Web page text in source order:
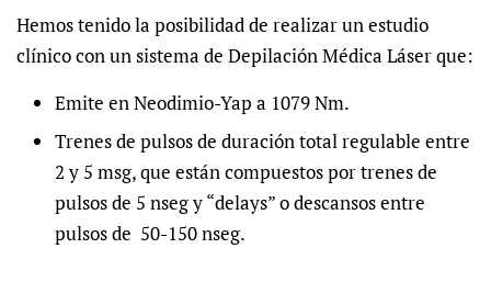
Hemos tenido la posibilidad de realizar un estudio
clínico con un sistema de Depilación Médica Láser que:
Emite en Neodimio-Yap a 1079 Nm.
Trenes de pulsos de duración total regulable entre
2 y 5 msg, que están compuestos por trenes de
pulsos de 5 nseg y “delays” o descansos entre
pulsos de 50-150 nseg.